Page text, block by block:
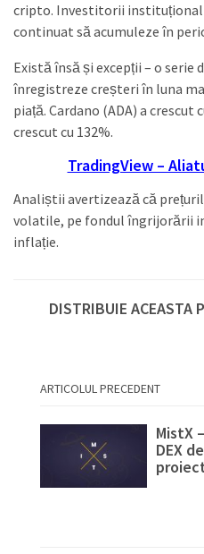
cripto. Investitorii instituționali
continuat să acumuleze în
Există însă și excepții – o serie
înregistreze creșteri în luna
piață. Cardano (ADA) a crescut
crescut cu 132%.
TradingView –
Analiștii avertizează că
volatile, pe fondul îngrijorării
inflație.
DISTRIBUIE ACEASTA
ARTICOLUL PRECEDENT
MistX
DEX